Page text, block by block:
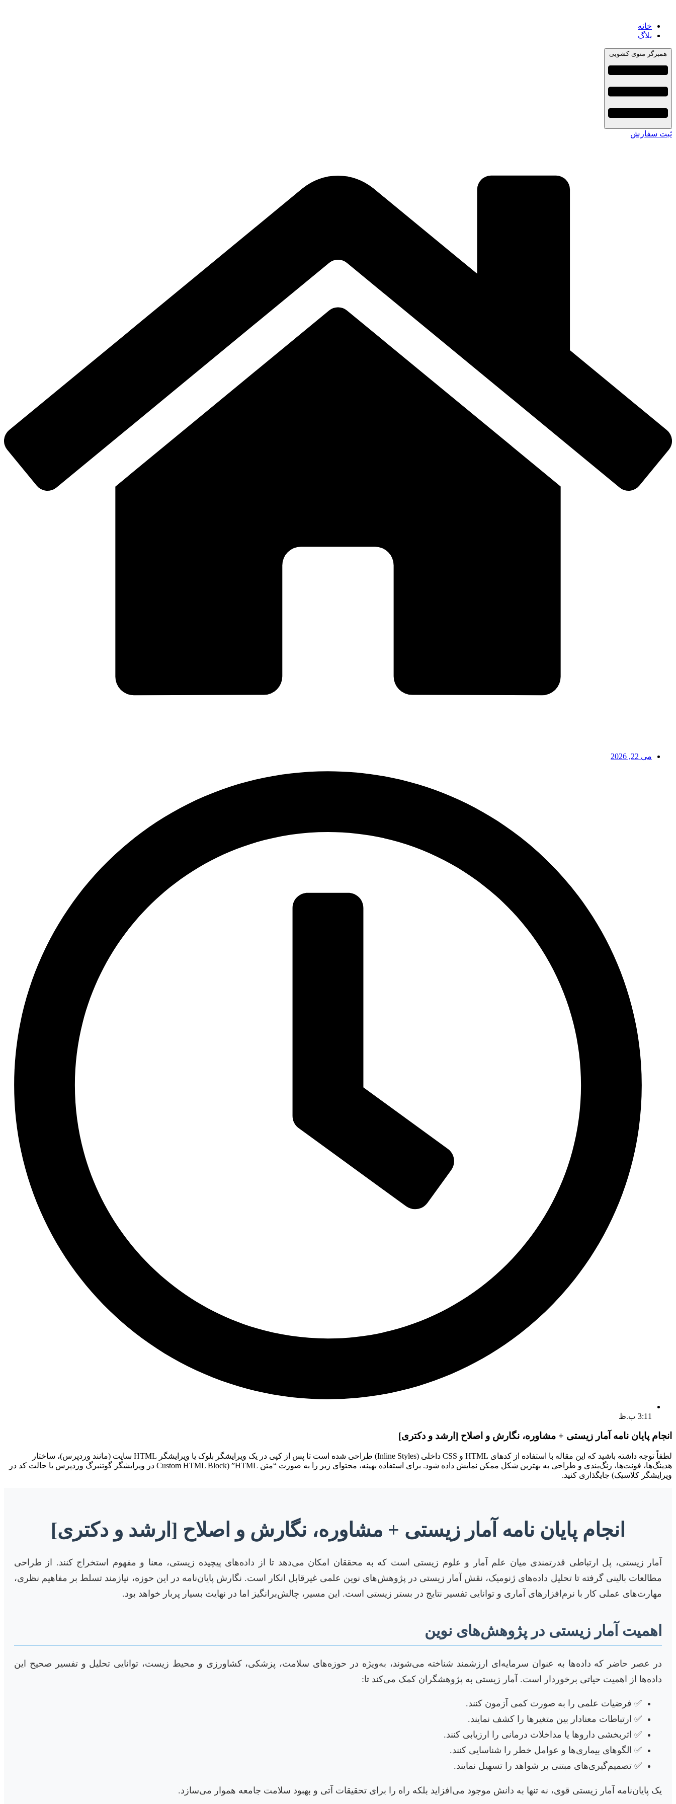
خانه
بلاگ
همبرگر منوی کشویی
ثبت سفارش
می 22, 2026
3:11 ب.ظ
انجام پایان نامه آمار زیستی + مشاوره، نگارش و اصلاح [ارشد و دکتری]
لطفاً توجه داشته باشید که این مقاله با استفاده از کدهای HTML و CSS داخلی (Inline Styles) طراحی شده است تا پس از کپی در یک ویرایشگر بلوک یا ویرایشگر HTML سایت (مانند وردپرس)، ساختار
هدینگ‌ها، فونت‌ها، رنگ‌بندی و طراحی به بهترین شکل ممکن نمایش داده شود. برای استفاده بهینه، محتوای زیر را به صورت “متن HTML” (Custom HTML Block در ویرایشگر گوتنبرگ وردپرس یا حالت کد در
ویرایشگر کلاسیک) جایگذاری کنید.
انجام پایان نامه آمار زیستی + مشاوره، نگارش و اصلاح [ارشد و دکتری]
آمار زیستی، پل ارتباطی قدرتمندی میان علم آمار و علوم زیستی است که به محققان امکان می‌دهد تا از داده‌های پیچیده زیستی، معنا و مفهوم استخراج کنند. از طراحی
مطالعات بالینی گرفته تا تحلیل داده‌های ژنومیک، نقش آمار زیستی در پژوهش‌های نوین علمی غیرقابل انکار است. نگارش پایان‌نامه در این حوزه، نیازمند تسلط بر مفاهیم نظری،
مهارت‌های عملی کار با نرم‌افزارهای آماری و توانایی تفسیر نتایج در بستر زیستی است. این مسیر، چالش‌برانگیز اما در نهایت بسیار پربار خواهد بود.
اهمیت آمار زیستی در پژوهش‌های نوین
در عصر حاضر که داده‌ها به عنوان سرمایه‌ای ارزشمند شناخته می‌شوند، به‌ویژه در حوزه‌های سلامت، پزشکی، کشاورزی و محیط زیست، توانایی تحلیل و تفسیر صحیح این
داده‌ها از اهمیت حیاتی برخوردار است. آمار زیستی به پژوهشگران کمک می‌کند تا:
✅ فرضیات علمی را به صورت کمی آزمون کنند.
✅ ارتباطات معنادار بین متغیرها را کشف نمایند.
✅ اثربخشی داروها یا مداخلات درمانی را ارزیابی کنند.
✅ الگوهای بیماری‌ها و عوامل خطر را شناسایی کنند.
✅ تصمیم‌گیری‌های مبتنی بر شواهد را تسهیل نمایند.
یک پایان‌نامه آمار زیستی قوی، نه تنها به دانش موجود می‌افزاید بلکه راه را برای تحقیقات آتی و بهبود سلامت جامعه هموار می‌سازد.